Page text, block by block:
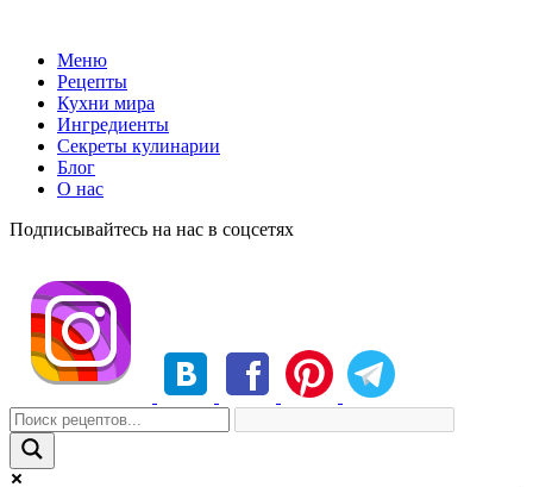
Меню
Рецепты
Кухни мира
Ингредиенты
Секреты кулинарии
Блог
О нас
Подписывайтесь на нас в соцсетях